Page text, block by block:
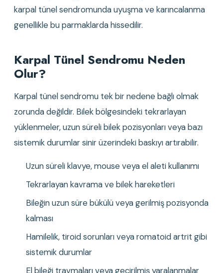
karpal tünel sendromunda uyuşma ve karıncalanma
genellikle bu parmaklarda hissedilir.
Karpal Tünel Sendromu Neden
Olur?
Karpal tünel sendromu tek bir nedene bağlı olmak
zorunda değildir. Bilek bölgesindeki tekrarlayan
yüklenmeler, uzun süreli bilek pozisyonları veya bazı
sistemik durumlar sinir üzerindeki baskıyı artırabilir.
Uzun süreli klavye, mouse veya el aleti kullanımı
Tekrarlayan kavrama ve bilek hareketleri
Bileğin uzun süre bükülü veya gerilmiş pozisyonda
kalması
Hamilelik, tiroid sorunları veya romatoid artrit gibi
sistemik durumlar
El bileği travmaları veya geçirilmiş yaralanmalar